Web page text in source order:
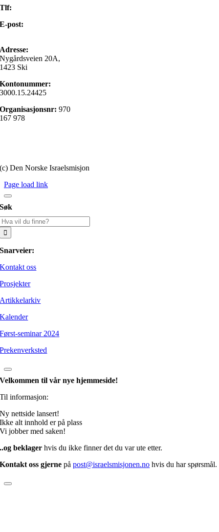
Tlf:
E-post:
Adresse:
Nygårdsveien 20A,
1423 Ski
Kontonummer:
3000.15.24425
Organisasjonsnr:970
167 978
(c) Den Norske Israelsmisjon
Page load link
Søk
Snarveier:
Kontakt oss
Prosjekter
Artikkelarkiv
Kalender
Først-seminar 2024
Prekenverksted
Velkommen til vår nye hjemmeside!
Til informasjon:
Ny nettside lansert!
Ikke alt innhold er på plass
Vi jobber med saken!
..og beklager hvis du ikke finner det du var ute etter.
Kontakt oss gjerne påpost@israelsmisjonen.no hvis du har spørsmål.